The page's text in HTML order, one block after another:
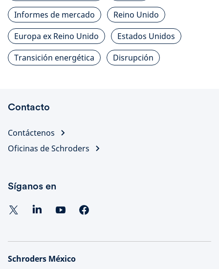
Informes de mercado
Reino Unido
Europa ex Reino Unido
Estados Unidos
Transición energética
Disrupción
Contacto
Contáctenos
Oficinas de Schroders
Síganos en
Schroders México